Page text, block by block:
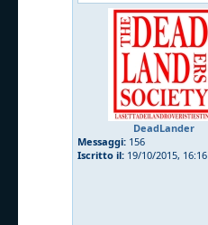
DeadLander
Messaggi: 156
Iscritto il: 19/10/2015, 16:16